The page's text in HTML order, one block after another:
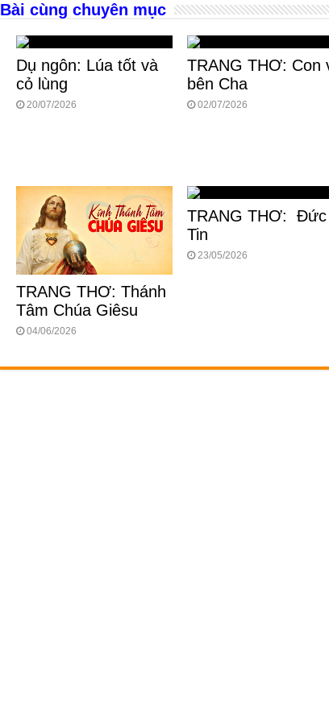
o
k
er p
Bài cùng chuyên mục
Dụ ngôn: Lúa tốt và
cỏ lùng
20/07/2026
TRANG THƠ: Con
bên Cha
02/07/2026
TRANG THƠ: Thánh
Tâm Chúa Giêsu
04/06/2026
TRANG THƠ: Đức
Tin
23/05/2026